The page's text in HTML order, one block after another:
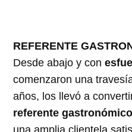
REFERENTE
Desde abajo y con
comenzaron una
años, los llevó a
referente gastronómico
una amplia clientela